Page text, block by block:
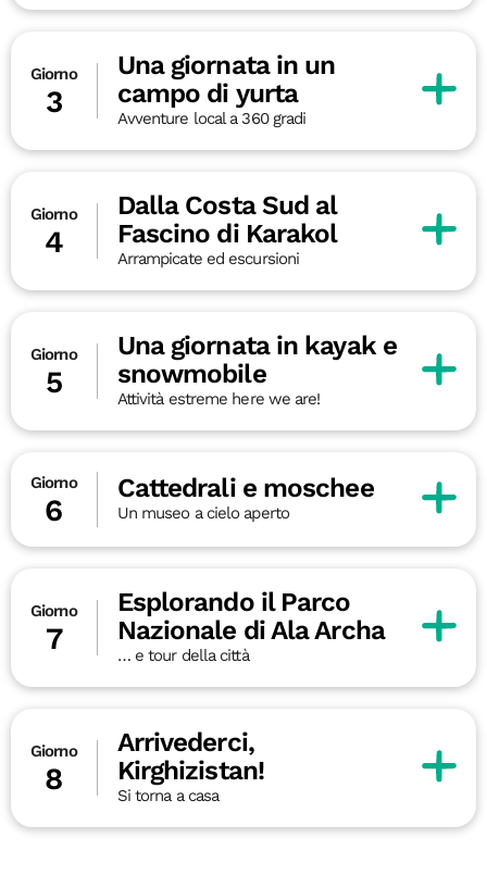
Giorno
3
Una giornata in un
campo di yurta
Avventure local a 360 gradi
Giorno
4
Dalla Costa Sud al
Fascino di Karakol
Arrampicate ed escursioni
Giorno
5
Una giornata in kayak e
snowmobile
Attività estreme here we are!
Giorno
6
Cattedrali e moschee
Un museo a cielo aperto
Giorno
7
Esplorando il Parco
Nazionale di Ala Archa
… e tour della città
Giorno
8
Arrivederci,
Kirghizistan!
Si torna a casa